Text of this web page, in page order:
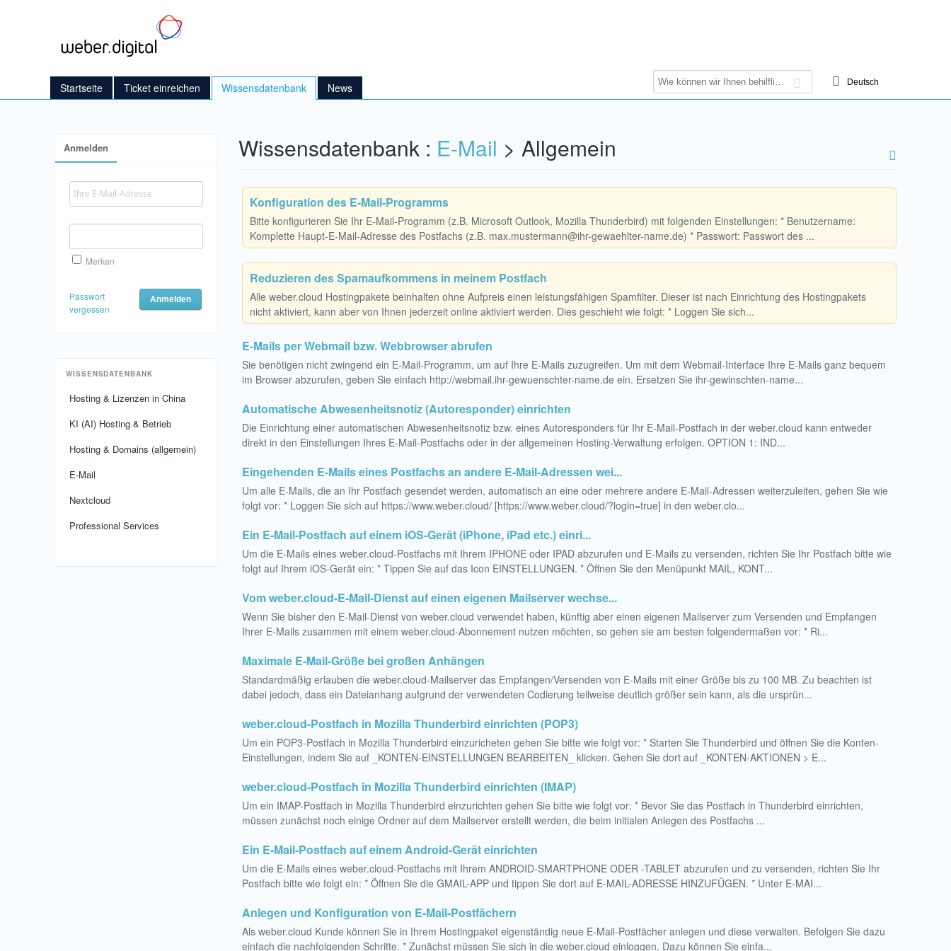
Startseite Ticket einreichen Wissensdatenbank News
Anmelden
Merken
Passwort
vergessen
WISSENSDATENBANK
Hosting & Lizenzen in China
KI (AI) Hosting & Betrieb
Hosting & Domains (allgemein)
E-Mail
Nextcloud
Professional Services
Wissensdatenbank : E-Mail > Allgemein
Konfiguration des E-Mail-Programms
Bitte konfigurieren Sie Ihr E-Mail-Programm (z.B. Microsoft Outlook, Mozilla Thunderbird) mit folgenden Einstellungen: * Benutzername:
Komplette Haupt-E-Mail-Adresse des Postfachs (z.B. max.mustermann@ihr-gewaehlter-name.de) * Passwort: Passwort des ...
Reduzieren des Spamaufkommens in meinem Postfach
Alle weber.cloud Hostingpakete beinhalten ohne Aufpreis einen leistungsfähigen Spamfilter. Dieser ist nach Einrichtung des Hostingpakets
nicht aktiviert, kann aber von Ihnen jederzeit online aktiviert werden. Dies geschieht wie folgt: * Loggen Sie sich...
E-Mails per Webmail bzw. Webbrowser abrufen
Sie benötigen nicht zwingend ein E-Mail-Programm, um auf Ihre E-Mails zuzugreifen. Um mit dem Webmail-Interface Ihre E-Mails ganz bequem
im Browser abzurufen, geben Sie einfach http://webmail.ihr-gewuenschter-name.de ein. Ersetzen Sie ihr-gewinschten-name...
Automatische Abwesenheitsnotiz (Autoresponder) einrichten
Die Einrichtung einer automatischen Abwesenheitsnotiz bzw. eines Autoresponders für Ihr E-Mail-Postfach in der weber.cloud kann entweder
direkt in den Einstellungen Ihres E-Mail-Postfachs oder in der allgemeinen Hosting-Verwaltung erfolgen. OPTION 1: IND...
Eingehenden E-Mails eines Postfachs an andere E-Mail-Adressen wei...
Um alle E-Mails, die an Ihr Postfach gesendet werden, automatisch an eine oder mehrere andere E-Mail-Adressen weiterzuleiten, gehen Sie wie
folgt vor: * Loggen Sie sich auf https://www.weber.cloud/ [https://www.weber.cloud/?login=true] in den weber.clo...
Ein E-Mail-Postfach auf einem iOS-Gerät (iPhone, iPad etc.) einri...
Um die E-Mails eines weber.cloud-Postfachs mit Ihrem IPHONE oder IPAD abzurufen und E-Mails zu versenden, richten Sie Ihr Postfach bitte wie
folgt auf Ihrem iOS-Gerät ein: * Tippen Sie auf das Icon EINSTELLUNGEN. * Öffnen Sie den Menüpunkt MAIL, KONT...
Vom weber.cloud-E-Mail-Dienst auf einen eigenen Mailserver wechse...
Wenn Sie bisher den E-Mail-Dienst von weber.cloud verwendet haben, künftig aber einen eigenen Mailserver zum Versenden und Empfangen
Ihrer E-Mails zusammen mit einem weber.cloud-Abonnement nutzen möchten, so gehen sie am besten folgendermaßen vor: * Ri...
Maximale E-Mail-Größe bei großen Anhängen
Standardmäßig erlauben die weber.cloud-Mailserver das Empfangen/Versenden von E-Mails mit einer Größe bis zu 100 MB. Zu beachten ist
dabei jedoch, dass ein Dateianhang aufgrund der verwendeten Codierung teilweise deutlich größer sein kann, als die ursprün...
weber.cloud-Postfach in Mozilla Thunderbird einrichten (POP3)
Um ein POP3-Postfach in Mozilla Thunderbird einzuricheten gehen Sie bitte wie folgt vor: * Starten Sie Thunderbird und öffnen Sie die Konten-
Einstellungen, indem Sie auf _KONTEN-EINSTELLUNGEN BEARBEITEN_ klicken. Gehen Sie dort auf _KONTEN-AKTIONEN > E...
weber.cloud-Postfach in Mozilla Thunderbird einrichten (IMAP)
Um ein IMAP-Postfach in Mozilla Thunderbird einzurichten gehen Sie bitte wie folgt vor: * Bevor Sie das Postfach in Thunderbird einrichten,
müssen zunächst noch einige Ordner auf dem Mailserver erstellt werden, die beim initialen Anlegen des Postfachs ...
Ein E-Mail-Postfach auf einem Android-Gerät einrichten
Um die E-Mails eines weber.cloud-Postfachs mit Ihrem ANDROID-SMARTPHONE ODER -TABLET abzurufen und zu versenden, richten Sie Ihr
Postfach bitte wie folgt ein: * Öffnen Sie die GMAIL-APP und tippen Sie dort auf E-MAIL-ADRESSE HINZUFÜGEN. * Unter E-MAI...
Anlegen und Konfiguration von E-Mail-Postfächern
Als weber.cloud Kunde können Sie in Ihrem Hostingpaket eigenständig neue E-Mail-Postfächer anlegen und diese verwalten. Befolgen Sie dazu
einfach die nachfolgenden Schritte. * Zunächst müssen Sie sich in die weber.cloud einloggen. Dazu können Sie einfa...